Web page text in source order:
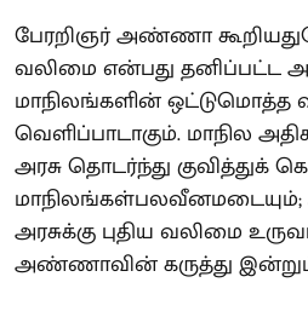
பேரறிஞர் அண்ணா
வலிமை என்பது தனிப்பட்ட
மாநிலங்களின் ஒட்டுமொத்த
வெளிப்பாடாகும். மாநில
அரசு தொடர்ந்து
அரசுக்கு புதிய வலிமை
அண்ணாவின் கருத்து இன்றும்